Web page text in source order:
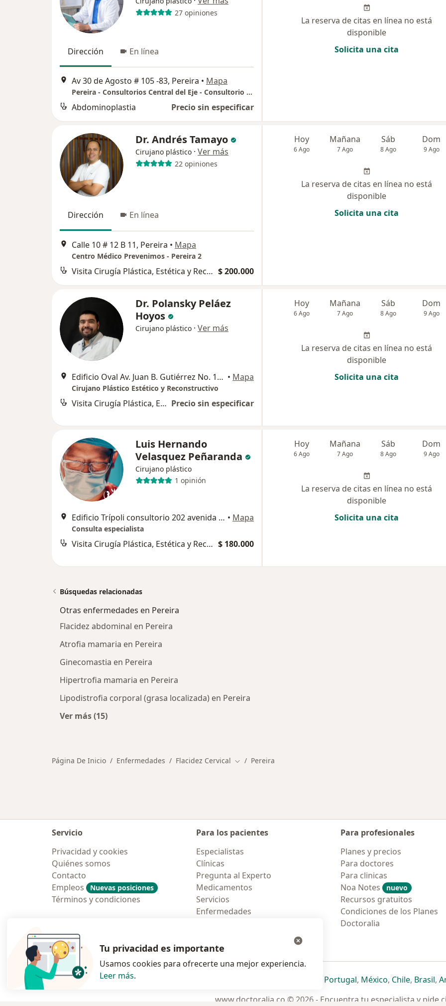
27 opiniones
Dirección En línea
Av 30 de Agosto # 105 -83, Pereira • Mapa
Pereira - Consultorios Central del Eje - Consultorio 517
Abdominoplastia Precio sin especificar
La reserva de citas en línea no está
disponible
Solicita una cita
Dr. Andrés Tamayo
Cirujano plástico · Ver más
22 opiniones
Dirección En línea
Calle 10 # 12 B 11, Pereira • Mapa
Centro Médico Prevenimos - Pereira 2
Visita Cirugía Plástica, Estética y Reconstructiva $ 200.000
Hoy
6 Ago
Mañana
7 Ago
Sáb
8 Ago
Dom
9 Ago
La reserva de citas en línea no está
disponible
Solicita una cita
Dr. Polansky Peláez
Hoyos
Cirujano plástico · Ver más
Edificio Oval Av. Juan B. Gutiérrez No. 18-60, Pereira • Mapa
Cirujano Plástico Estético y Reconstructivo
Visita Cirugía Plástica, Estética y Reconstructiva Precio sin especificar
Hoy
6 Ago
Mañana
7 Ago
Sáb
8 Ago
Dom
9 Ago
La reserva de citas en línea no está
disponible
Solicita una cita
Luis Hernando
Velasquez Peñaranda
Cirujano plástico
1 opinión
Edificio Trípoli consultorio 202 avenida JuanBGutiérrez 19-12, Pereira • Mapa
Consulta especialista
Visita Cirugía Plástica, Estética y Reconstructiva $ 180.000
Hoy
6 Ago
Mañana
7 Ago
Sáb
8 Ago
Dom
9 Ago
La reserva de citas en línea no está
disponible
Solicita una cita
Búsquedas relacionadas
Otras enfermedades en Pereira
Flacidez abdominal en Pereira
Atrofia mamaria en Pereira
Ginecomastia en Pereira
Hipertrofia mamaria en Pereira
Lipodistrofia corporal (grasa localizada) en Pereira
Ver más (15)
Página De Inicio Enfermedades Flacidez Cervical Cambiar de ciudad
Pereira
Servicio
Privacidad y cookies
Quiénes somos
Contacto
Empleos
Nuevas posiciones
Términos y condiciones
Para los pacientes
Especialistas
Clínicas
Pregunta al Experto
Medicamentos
Servicios
Enfermedades
Para profesionales
Planes y precios
Para doctores
Para clinicas
Noa Notes
nuevo
Recursos gratuitos
Condiciones de los Planes
Doctoralia
Polska se abre en una nueva pestaña
se abre en una nueva pestaña
se abre en una nueva pestaña
se abre en una nueva pestaña
Portugalse abre en una nueva
, Méxicose abre en una
, Chilese abre
, Brasilse
,
www.doctoralia.co © 2026 - Encuentra tu especialista y pide
Tu privacidad es importante
Usamos cookies para ofrecerte una mejor experiencia.
Leer más.